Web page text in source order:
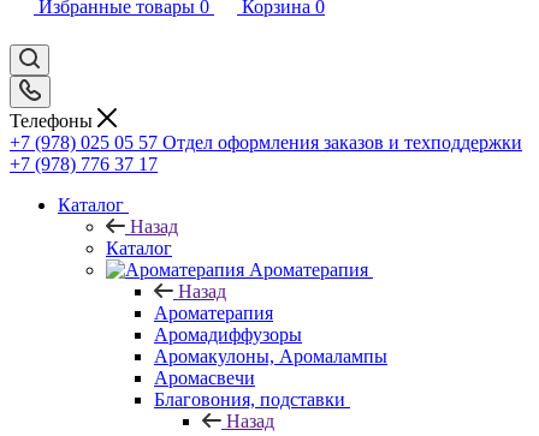
Избранные товары 0 Корзина 0
Телефоны
+7 (978) 025 05 57 Отдел оформления заказов и техподдержки
+7 (978) 776 37 17
Каталог
Назад
Каталог
Ароматерапия
Назад
Ароматерапия
Аромадиффузоры
Аромакулоны, Аромалампы
Аромасвечи
Благовония, подставки
Назад